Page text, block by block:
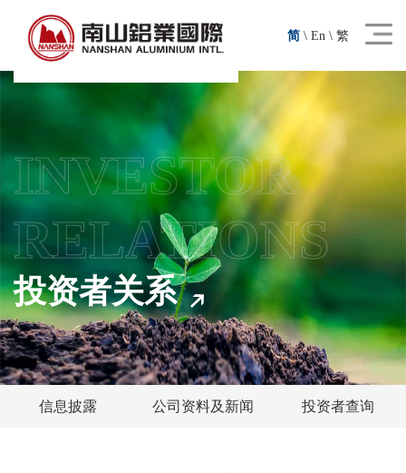
简 \En \繁
INVESTOR
RELATIONS
投资者关系
信息披露 公司资料及新闻 投资者查询